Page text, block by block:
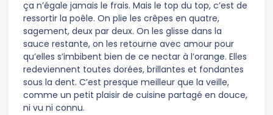
ça n’égale jamais le frais. Mais le top du top, c’est de
ressortir la poêle. On plie les crêpes en quatre,
sagement, deux par deux. On les glisse dans la
sauce restante, on les retourne avec amour pour
qu’elles s’imbibent bien de ce nectar à l’orange. Elles
redeviennent toutes dorées, brillantes et fondantes
sous la dent. C’est presque meilleur que la veille,
comme un petit plaisir de cuisine partagé en douce,
ni vu ni connu.